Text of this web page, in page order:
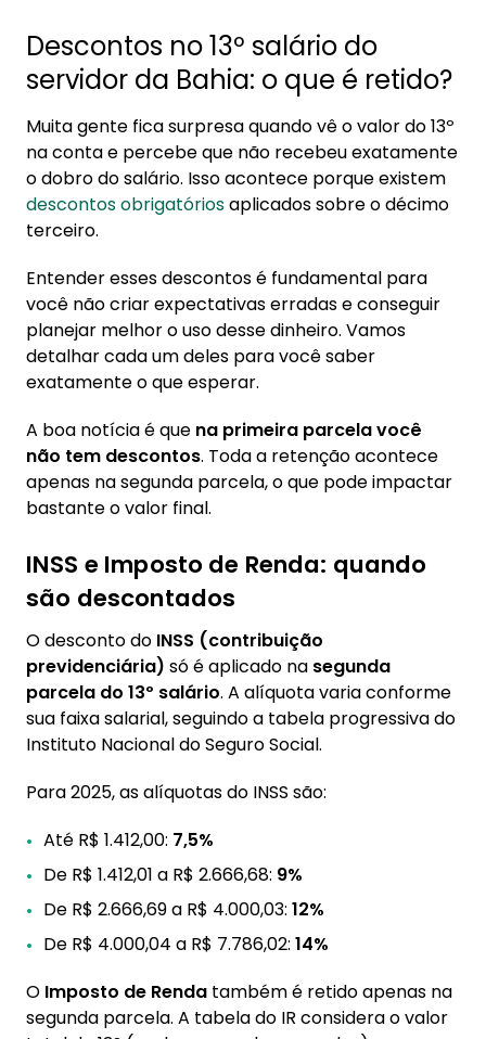
Descontos no 13º salário do
servidor da Bahia: o que é retido?
Muita gente fica surpresa quando vê o valor do 13º
na conta e percebe que não recebeu exatamente
o dobro do salário. Isso acontece porque existem
descontos obrigatóriosaplicados sobre o décimo
terceiro.
Entender esses descontos é fundamental para
você não criar expectativas erradas e conseguir
planejar melhor o uso desse dinheiro. Vamos
detalhar cada um deles para você saber
exatamente o que esperar.
A boa notícia é que na primeira parcela você
não tem descontos. Toda a retenção acontece
apenas na segunda parcela, o que pode impactar
bastante o valor final.
INSS e Imposto de Renda: quando
são descontados
O desconto do INSS (contribuição
previdenciária) só é aplicado na segunda
parcela do 13º salário. A alíquota varia conforme
sua faixa salarial, seguindo a tabela progressiva do
Instituto Nacional do Seguro Social.
Para 2025, as alíquotas do INSS são:
Até R$ 1.412,00: 7,5%
De R$ 1.412,01 a R$ 2.666,68: 9%
De R$ 2.666,69 a R$ 4.000,03: 12%
De R$ 4.000,04 a R$ 7.786,02: 14%
O Imposto de Renda também é retido apenas na
segunda parcela. A tabela do IR considera o valor